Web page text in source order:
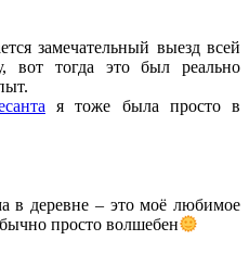
замечательный выезд всей
вот тогда это был реально
я тоже была просто в
в деревне – это моё любимое
просто волшебен